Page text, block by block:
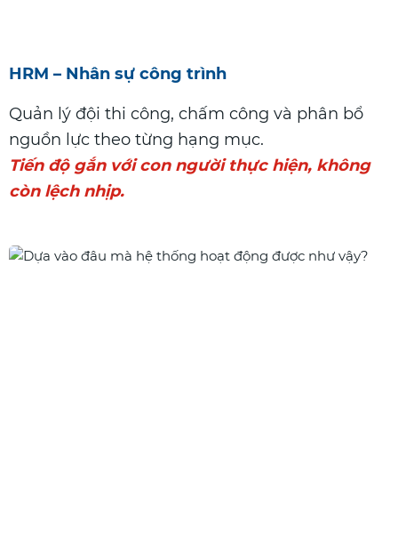
HRM – Nhân sự công trình
Quản lý đội thi công, chấm công và phân bổ
nguồn lực theo từng hạng mục.
Tiến độ gắn với con người thực hiện, không
còn lệch nhịp.